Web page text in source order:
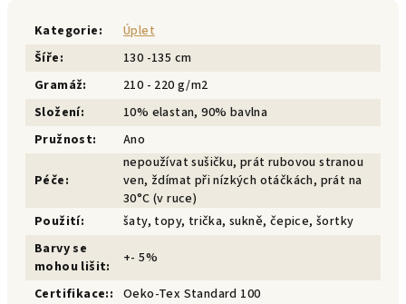
Kategorie:
Úplet
Šíře:
130 -135 cm
Gramáž:
210 - 220 g/m2
Složení:
10% elastan, 90% bavlna
Pružnost: Ano
Péče:
nepoužívat sušičku, prát rubovou stranou
ven, ždímat při nízkých otáčkách, prát na
30°C (v ruce)
Použití:
šaty, topy, trička, sukně, čepice, šortky
Barvy se
mohou lišit:
+- 5%
Certifikace:: Oeko-Tex Standard 100